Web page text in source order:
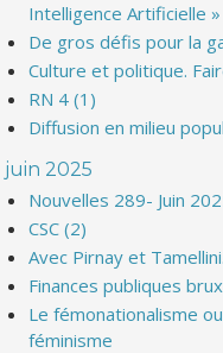
Intelligence Artificielle »
De gros défis pour la
Culture et politique.
RN 4 (1)
Diffusion en milieu
juin 2025
Nouvelles 289- Juin
CSC (2)
Avec Pirnay et
Finances publiques
Le fémonationalisme
féminisme